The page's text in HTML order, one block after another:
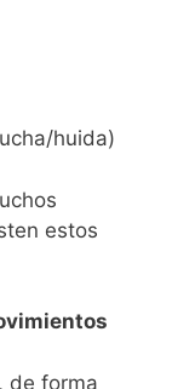
huida)
estos
de forma